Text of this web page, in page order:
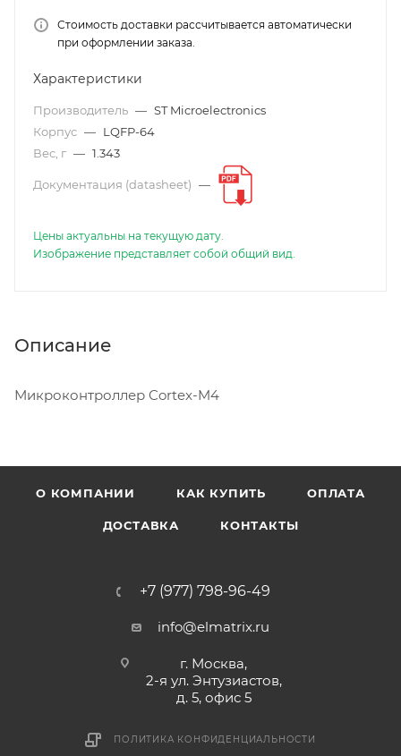
Стоимость доставки рассчитывается автоматически
при оформлении заказа.
Характеристики
Производитель — ST Microelectronics
Корпус — LQFP-64
Вес, г — 1.343
Документация (datasheet) —
Цены актуальны на текущую дату.
Изображение представляет собой общий вид.
Описание
Микроконтроллер Cortex-M4
О КОМПАНИИ КАК КУПИТЬ ОПЛАТА
ДОСТАВКА КОНТАКТЫ
+7 (977) 798-96-49
info@elmatrix.ru
г. Москва,
2-я ул. Энтузиастов,
д. 5, офис 5
ПОЛИТИКА КОНФИДЕНЦИАЛЬНОСТИ